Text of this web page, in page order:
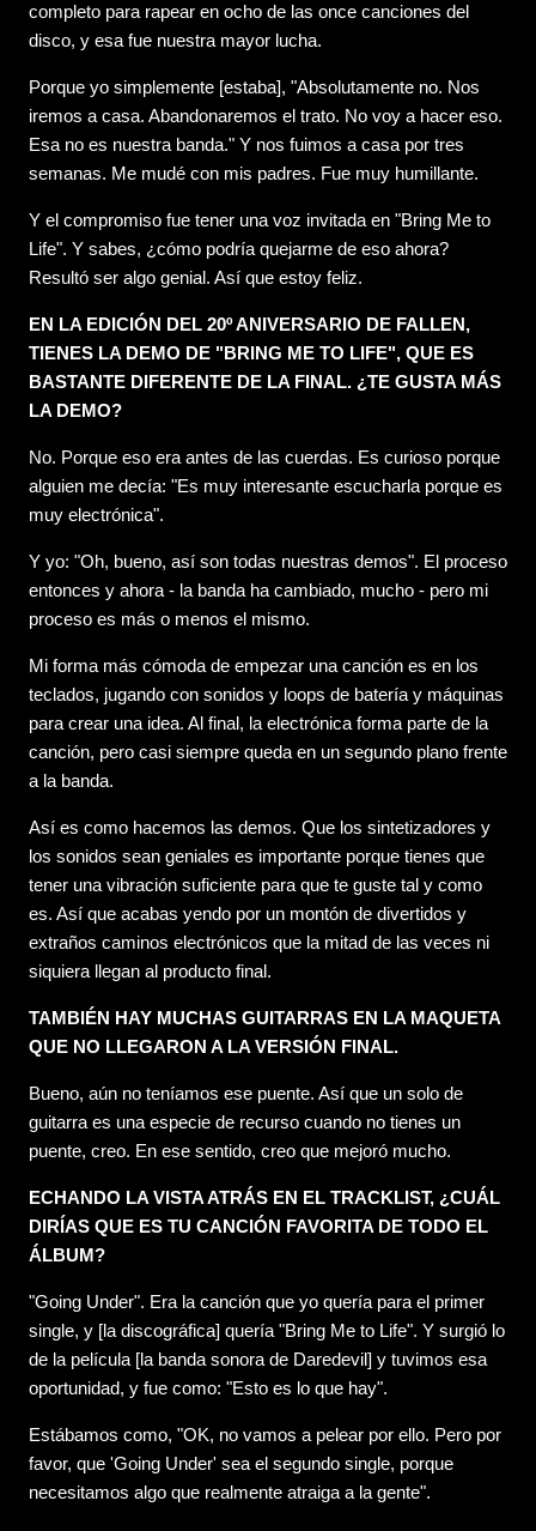
completo para rapear en ocho de las once canciones del
disco, y esa fue nuestra mayor lucha.
Porque yo simplemente [estaba], "Absolutamente no. Nos
iremos a casa. Abandonaremos el trato. No voy a hacer eso.
Esa no es nuestra banda." Y nos fuimos a casa por tres
semanas. Me mudé con mis padres. Fue muy humillante.
Y el compromiso fue tener una voz invitada en "Bring Me to
Life". Y sabes, ¿cómo podría quejarme de eso ahora?
Resultó ser algo genial. Así que estoy feliz.
EN LA EDICIÓN DEL 20º ANIVERSARIO DE FALLEN,
TIENES LA DEMO DE "BRING ME TO LIFE", QUE ES
BASTANTE DIFERENTE DE LA FINAL. ¿TE GUSTA MÁS
LA DEMO?
No. Porque eso era antes de las cuerdas. Es curioso porque
alguien me decía: "Es muy interesante escucharla porque es
muy electrónica".
Y yo: "Oh, bueno, así son todas nuestras demos". El proceso
entonces y ahora - la banda ha cambiado, mucho - pero mi
proceso es más o menos el mismo.
Mi forma más cómoda de empezar una canción es en los
teclados, jugando con sonidos y loops de batería y máquinas
para crear una idea. Al final, la electrónica forma parte de la
canción, pero casi siempre queda en un segundo plano frente
a la banda.
Así es como hacemos las demos. Que los sintetizadores y
los sonidos sean geniales es importante porque tienes que
tener una vibración suficiente para que te guste tal y como
es. Así que acabas yendo por un montón de divertidos y
extraños caminos electrónicos que la mitad de las veces ni
siquiera llegan al producto final.
TAMBIÉN HAY MUCHAS GUITARRAS EN LA MAQUETA
QUE NO LLEGARON A LA VERSIÓN FINAL.
Bueno, aún no teníamos ese puente. Así que un solo de
guitarra es una especie de recurso cuando no tienes un
puente, creo. En ese sentido, creo que mejoró mucho.
ECHANDO LA VISTA ATRÁS EN EL TRACKLIST, ¿CUÁL
DIRÍAS QUE ES TU CANCIÓN FAVORITA DE TODO EL
ÁLBUM?
"Going Under". Era la canción que yo quería para el primer
single, y [la discográfica] quería "Bring Me to Life". Y surgió lo
de la película [la banda sonora de Daredevil] y tuvimos esa
oportunidad, y fue como: "Esto es lo que hay".
Estábamos como, "OK, no vamos a pelear por ello. Pero por
favor, que 'Going Under' sea el segundo single, porque
necesitamos algo que realmente atraiga a la gente".